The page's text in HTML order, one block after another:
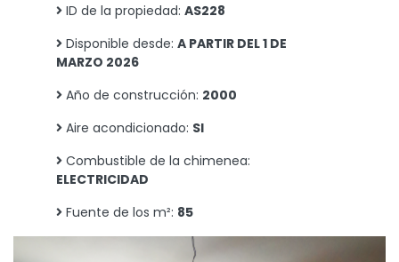
ID de la propiedad: AS228
Disponible desde: A PARTIR DEL 1 DE
MARZO 2026
Año de construcción: 2000
Aire acondicionado: SI
Combustible de la chimenea:
ELECTRICIDAD
Fuente de los m²: 85